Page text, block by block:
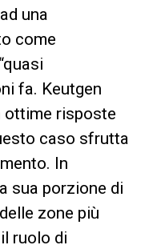
una
come
fa. Keutgen
ottime risposte
caso sfrutta
In
sua porzione di
zone più
ruolo di